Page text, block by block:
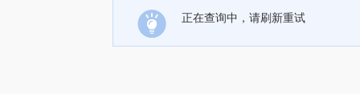
正在查询中，请刷新重试